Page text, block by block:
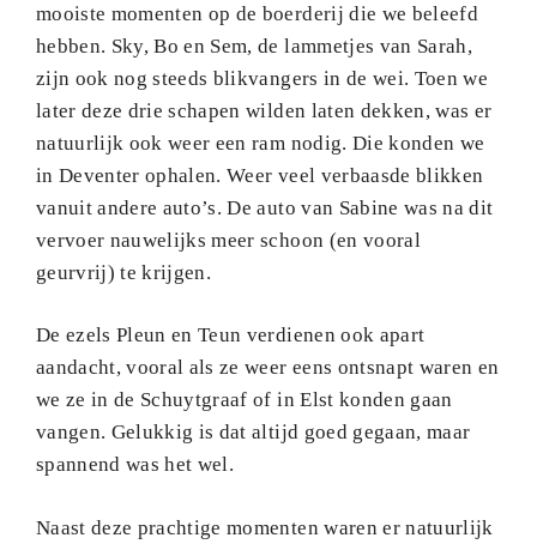
mooiste momenten op de boerderij die we beleefd
hebben. Sky, Bo en Sem, de lammetjes van Sarah,
zijn ook nog steeds blikvangers in de wei. Toen we
later deze drie schapen wilden laten dekken, was er
natuurlijk ook weer een ram nodig. Die konden we
in Deventer ophalen. Weer veel verbaasde blikken
vanuit andere auto’s. De auto van Sabine was na dit
vervoer nauwelijks meer schoon (en vooral
geurvrij) te krijgen.
De ezels Pleun en Teun verdienen ook apart
aandacht, vooral als ze weer eens ontsnapt waren en
we ze in de Schuytgraaf of in Elst konden gaan
vangen. Gelukkig is dat altijd goed gegaan, maar
spannend was het wel.
Naast deze prachtige momenten waren er natuurlijk